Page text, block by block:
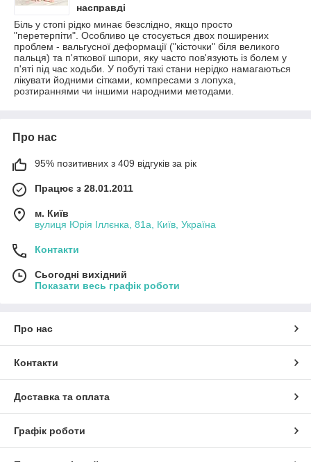
насправді
Біль у стопі рідко минає безслідно, якщо просто
"перетерпіти". Особливо це стосується двох поширених
проблем - вальгусної деформації ("кісточки" біля великого
пальця) та п'яткової шпори, яку часто пов'язують із болем у
п'яті під час ходьби. У побуті такі стани нерідко намагаються
лікувати йодними сітками, компресами з лопуха,
розтираннями чи іншими народними методами.
Про нас
95% позитивних з 409 відгуків за рік
Працює з 28.01.2011
м. Київ
вулиця Юрія Іллєнка, 81а, Київ, Україна
Контакти
Сьогодні вихідний
Показати весь графік роботи
Про нас
Контакти
Доставка та оплата
Графік роботи